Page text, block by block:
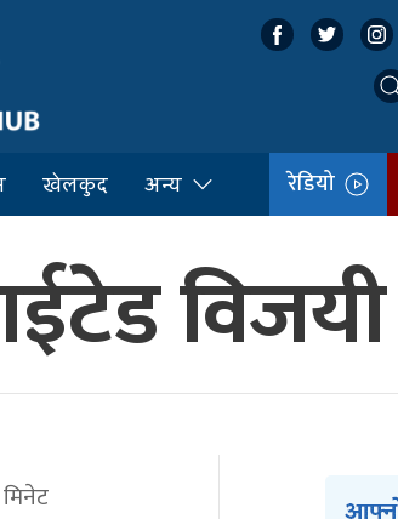
खेलकुद अन्य रेडियो
विजयी
मिनेट